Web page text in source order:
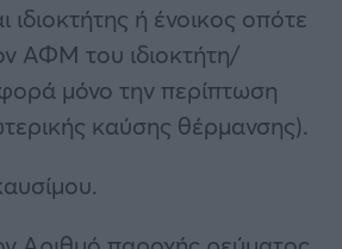
ιδιοκτήτης ή ένοικος οπότε
ΑΦΜ του ιδιοκτήτη/
μόνο την περίπτωση
καύσης θέρμανσης).